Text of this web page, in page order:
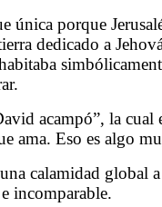
porque
dedicado a
acampó”, la cual
ama. Eso es algo
calamidad global
incomparable.